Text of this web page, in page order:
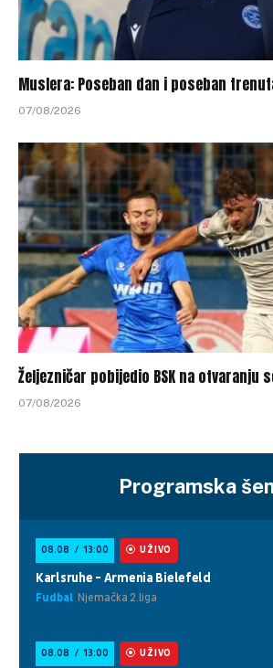
Muslera: Poseban dan i poseban
07/08/2026
Željezničar pobijedio BSK na otvaranju
07/08/2026
Programska